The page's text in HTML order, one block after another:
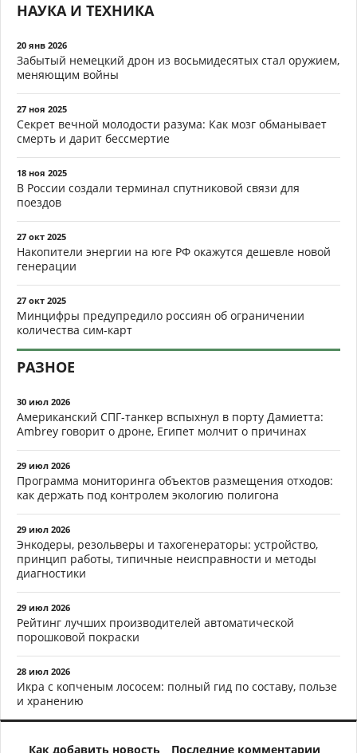
НАУКА И ТЕХНИКА
20 янв 2026
Забытый немецкий дрон из восьмидесятых стал оружием,
меняющим войны
27 ноя 2025
Секрет вечной молодости разума: Как мозг обманывает
смерть и дарит бессмертие
18 ноя 2025
В России создали терминал спутниковой связи для
поездов
27 окт 2025
Накопители энергии на юге РФ окажутся дешевле новой
генерации
27 окт 2025
Минцифры предупредило россиян об ограничении
количества сим-карт
РАЗНОЕ
30 июл 2026
Американский СПГ-танкер вспыхнул в порту Дамиетта:
Ambrey говорит о дроне, Египет молчит о причинах
29 июл 2026
Программа мониторинга объектов размещения отходов:
как держать под контролем экологию полигона
29 июл 2026
Энкодеры, резольверы и тахогенераторы: устройство,
принцип работы, типичные неисправности и методы
диагностики
29 июл 2026
Рейтинг лучших производителей автоматической
порошковой покраски
28 июл 2026
Икра с копченым лососем: полный гид по составу, пользе
и хранению
Как добавить новость Последние комментарии